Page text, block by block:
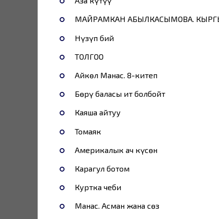
МАЙРАМКАН АБЫЛКАСЫМОВА.
Нүзүп бий
ТОЛГОО
Айкөл Манас. 8-китеп
Бөрү баласы ит болбойт
Каяша айтуу
Томаяк
Америкалык ач күсөн
Карагул ботом
Куртка чеби
Манас. Асман жана сөз